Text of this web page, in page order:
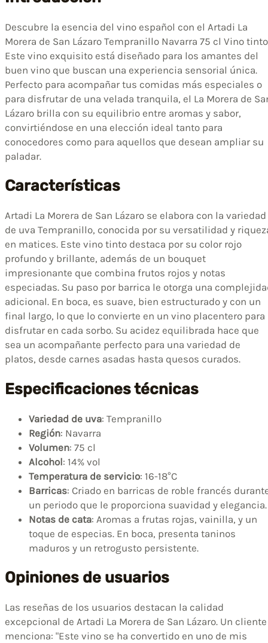
Descubre la esencia del vino español con el Artadi La
Morera de San Lázaro Tempranillo Navarra 75 cl Vino
Este vino exquisito está diseñado para los amantes del
buen vino que buscan una experiencia sensorial única.
Perfecto para acompañar tus comidas más especiales o
para disfrutar de una velada tranquila, el La Morera de
Lázaro brilla con su equilibrio entre aromas y sabor,
convirtiéndose en una elección ideal tanto para
conocedores como para aquellos que desean ampliar su
paladar.
Características
Artadi La Morera de San Lázaro se elabora con la variedad
de uva Tempranillo, conocida por su versatilidad y
en matices. Este vino tinto destaca por su color rojo
profundo y brillante, además de un bouquet
impresionante que combina frutos rojos y notas
especiadas. Su paso por barrica le otorga una
adicional. En boca, es suave, bien estructurado y con un
final largo, lo que lo convierte en un vino placentero para
disfrutar en cada sorbo. Su acidez equilibrada hace que
sea un acompañante perfecto para una variedad de
platos, desde carnes asadas hasta quesos curados.
Especificaciones técnicas
Variedad de uva: Tempranillo
Región: Navarra
Volumen: 75 cl
Alcohol: 14% vol
Temperatura de servicio: 16-18°C
Barricas: Criado en barricas de roble francés
un periodo que le proporciona suavidad y elegancia.
Notas de cata: Aromas a frutas rojas, vainilla, y un
toque de especias. En boca, presenta taninos
maduros y un retrogusto persistente.
Opiniones de usuarios
Las reseñas de los usuarios destacan la calidad
excepcional de Artadi La Morera de San Lázaro. Un cliente
menciona: "Este vino se ha convertido en uno de mis